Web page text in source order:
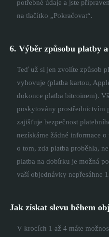
potřebné údaje a jste
na tlačítko „Pokračovat“.
6. Výběr způsobu platby
Teď už si jen zvolíte způsob
vyhovuje (platba kartou,
dokonce platba bitcoinem).
poskytovány prostřednictvím
zajišťuje bezpečnost
nezískáme žádné informace
o tom, zda platba proběhla,
platba na dobírku je možná
vaší objednávky nepřesáhne
Jak získat slevu během
V krocích 1 až 4 máte